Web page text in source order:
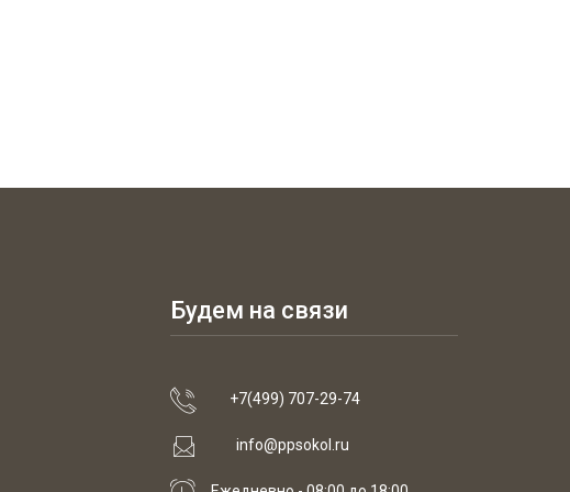
Будем на связи
+7(499) 707-29-74
info@ppsokol.ru